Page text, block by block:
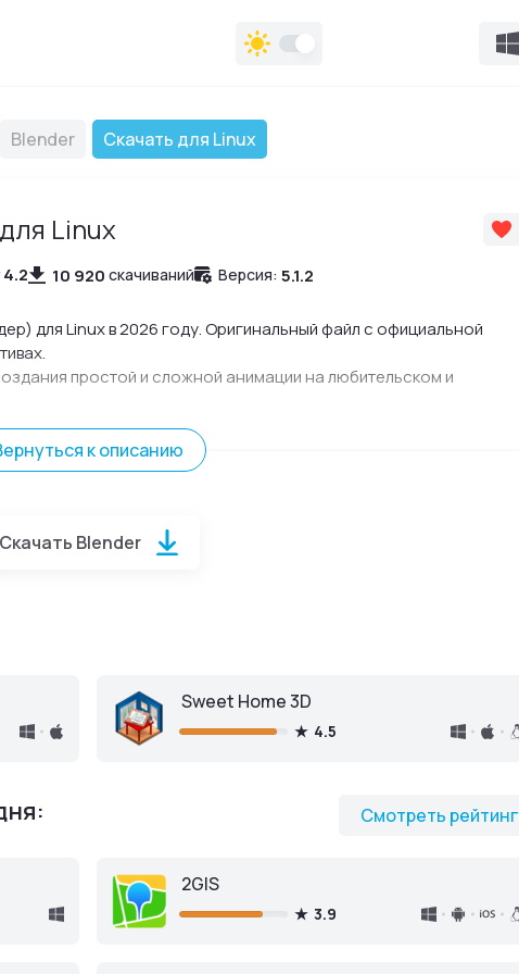
Blender Скачать для Linux
для Linux
4.2
10 920 скачиваний Версия: 5.1.2
для Linux в 2026 году. Оригинальный файл с официальной
простой и сложной анимации на любительском и
к описанию
Скачать Blender
Sweet Home 3D
4.5
Смотреть рейтинг
2GIS
3.9